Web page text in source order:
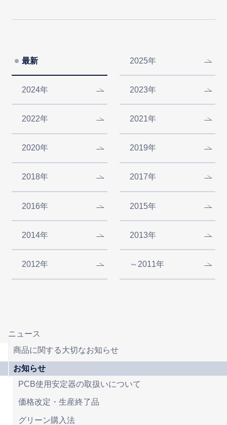
最新 2025年
2024年 2023年
2022年 2021年
2020年 2019年
2018年 2017年
2016年 2015年
2014年 2013年
2012年 ～2011年
ニュース
商品に関する大切なお知らせ
お知らせ
PCB使用安定器の取扱いについて
価格改定・生産終了品
グリーン購入法